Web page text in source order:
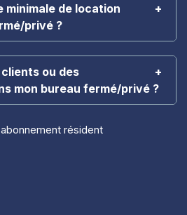
minimale de location
privé ?
ou des
mon bureau fermé/privé ?
résident